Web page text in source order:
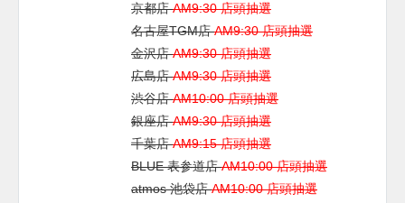
京都店AM9:30 店頭抽選
名古屋TGM店AM9:30 店頭抽選
金沢店AM9:30 店頭抽選
広島店AM9:30 店頭抽選
渋谷店AM10:00 店頭抽選
銀座店AM9:30 店頭抽選
千葉店AM9:15 店頭抽選
BLUE 表参道店AM10:00 店頭抽選
atmos 池袋店AM10:00 店頭抽選